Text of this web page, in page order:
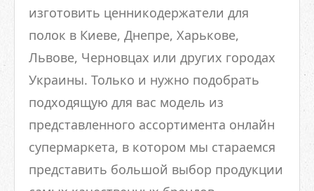
изготовить ценникодержатели для
полок в Киеве, Днепре, Харькове,
Львове, Черновцах или других городах
Украины. Только и нужно подобрать
подходящую для вас модель из
представленного ассортимента онлайн
супермаркета, в котором мы стараемся
представить большой выбор продукции